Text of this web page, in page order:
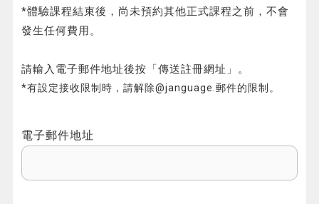
*體驗課程結束後，尚未預約其他正式課程之前，不會
發生任何費用。
請輸入電子郵件地址後按「傳送註冊網址」。
*有設定接收限制時，請解除@janguage.郵件的限制。
電子郵件地址